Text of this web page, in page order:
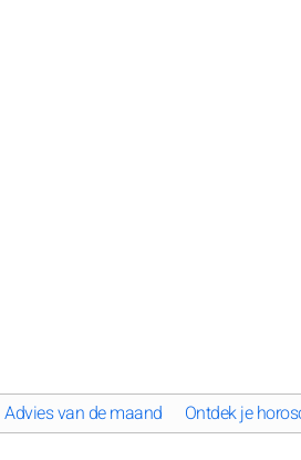
Advies van de maand Ontdek je